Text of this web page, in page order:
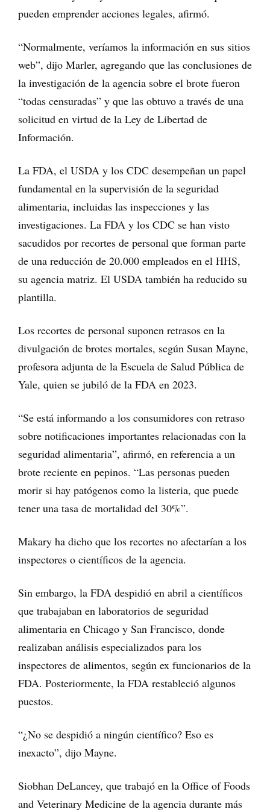
pueden emprender acciones legales, afirmó.
“Normalmente, veríamos la información en sus sitios
web”, dijo Marler, agregando que las conclusiones de
la investigación de la agencia sobre el brote fueron
“todas censuradas” y que las obtuvo a través de una
solicitud en virtud de la Ley de Libertad de
Información.
La FDA, el USDA y los CDC desempeñan un papel
fundamental en la supervisión de la seguridad
alimentaria, incluidas las inspecciones y las
investigaciones. La FDA y los CDC se han visto
sacudidos por recortes de personal que forman parte
de una reducción de 20.000 empleados en el HHS,
su agencia matriz. El USDA también ha reducido su
plantilla.
Los recortes de personal suponen retrasos en la
divulgación de brotes mortales, según Susan Mayne,
profesora adjunta de la Escuela de Salud Pública de
Yale, quien se jubiló de la FDA en 2023.
“Se está informando a los consumidores con retraso
sobre notificaciones importantes relacionadas con la
seguridad alimentaria”, afirmó, en referencia a un
brote reciente en pepinos. “Las personas pueden
morir si hay patógenos como la listeria, que puede
tener una tasa de mortalidad del 30%”.
Makary ha dicho que los recortes no afectarían a los
inspectores o científicos de la agencia.
Sin embargo, la FDA despidió en abril a científicos
que trabajaban en laboratorios de seguridad
alimentaria en Chicago y San Francisco, donde
realizaban análisis especializados para los
inspectores de alimentos, según ex funcionarios de la
FDA. Posteriormente, la FDA restableció algunos
puestos.
“¿No se despidió a ningún científico? Eso es
inexacto”, dijo Mayne.
Siobhan DeLancey, que trabajó en la Office of Foods
and Veterinary Medicine de la agencia durante más